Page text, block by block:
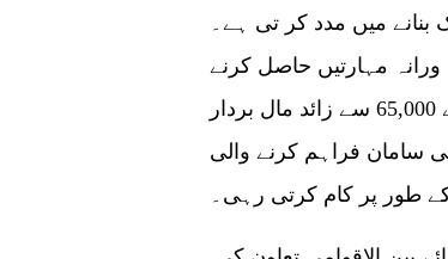
میں مدد کر تی ہے۔
پیشہ ورانہ مہارتیں حاصل کرنے
میں مدد کرتی ہیں۔ چائنا-یورپ ریلوے ایکسپریس نے 65,000 سے زائد مال بردار
سامان فراہم کرنے والی
کے طور پر کام کرتی رہی۔